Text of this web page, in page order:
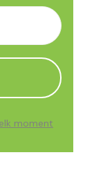
moment